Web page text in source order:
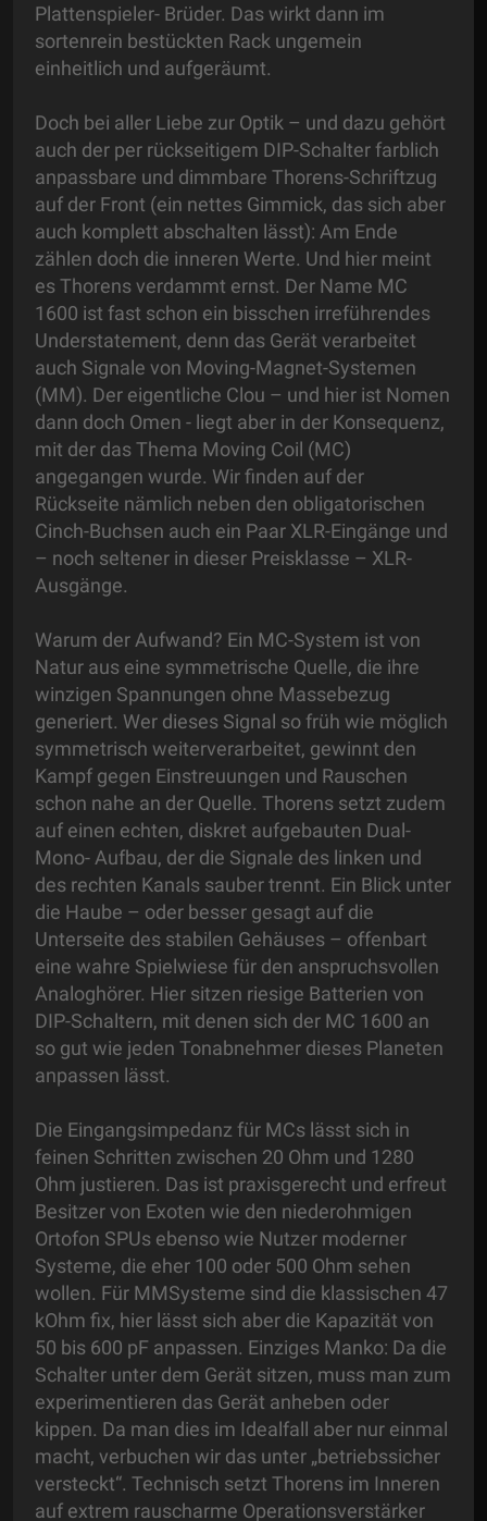
Plattenspieler- Brüder. Das wirkt dann im
sortenrein bestückten Rack ungemein
einheitlich und aufgeräumt.
Doch bei aller Liebe zur Optik – und dazu gehört
auch der per rückseitigem DIP-Schalter farblich
anpassbare und dimmbare Thorens-Schriftzug
auf der Front (ein nettes Gimmick, das sich aber
auch komplett abschalten lässt): Am Ende
zählen doch die inneren Werte. Und hier meint
es Thorens verdammt ernst. Der Name MC
1600 ist fast schon ein bisschen irreführendes
Understatement, denn das Gerät verarbeitet
auch Signale von Moving-Magnet-Systemen
(MM). Der eigentliche Clou – und hier ist Nomen
dann doch Omen - liegt aber in der Konsequenz,
mit der das Thema Moving Coil (MC)
angegangen wurde. Wir finden auf der
Rückseite nämlich neben den obligatorischen
Cinch-Buchsen auch ein Paar XLR-Eingänge und
– noch seltener in dieser Preisklasse – XLR-
Ausgänge.
Warum der Aufwand? Ein MC-System ist von
Natur aus eine symmetrische Quelle, die ihre
winzigen Spannungen ohne Massebezug
generiert. Wer dieses Signal so früh wie möglich
symmetrisch weiterverarbeitet, gewinnt den
Kampf gegen Einstreuungen und Rauschen
schon nahe an der Quelle. Thorens setzt zudem
auf einen echten, diskret aufgebauten Dual-
Mono- Aufbau, der die Signale des linken und
des rechten Kanals sauber trennt. Ein Blick unter
die Haube – oder besser gesagt auf die
Unterseite des stabilen Gehäuses – offenbart
eine wahre Spielwiese für den anspruchsvollen
Analoghörer. Hier sitzen riesige Batterien von
DIP-Schaltern, mit denen sich der MC 1600 an
so gut wie jeden Tonabnehmer dieses Planeten
anpassen lässt.
Die Eingangsimpedanz für MCs lässt sich in
feinen Schritten zwischen 20 Ohm und 1280
Ohm justieren. Das ist praxisgerecht und erfreut
Besitzer von Exoten wie den niederohmigen
Ortofon SPUs ebenso wie Nutzer moderner
Systeme, die eher 100 oder 500 Ohm sehen
wollen. Für MMSysteme sind die klassischen 47
kOhm fix, hier lässt sich aber die Kapazität von
50 bis 600 pF anpassen. Einziges Manko: Da die
Schalter unter dem Gerät sitzen, muss man zum
experimentieren das Gerät anheben oder
kippen. Da man dies im Idealfall aber nur einmal
macht, verbuchen wir das unter „betriebssicher
versteckt“. Technisch setzt Thorens im Inneren
auf extrem rauscharme Operationsverstärker